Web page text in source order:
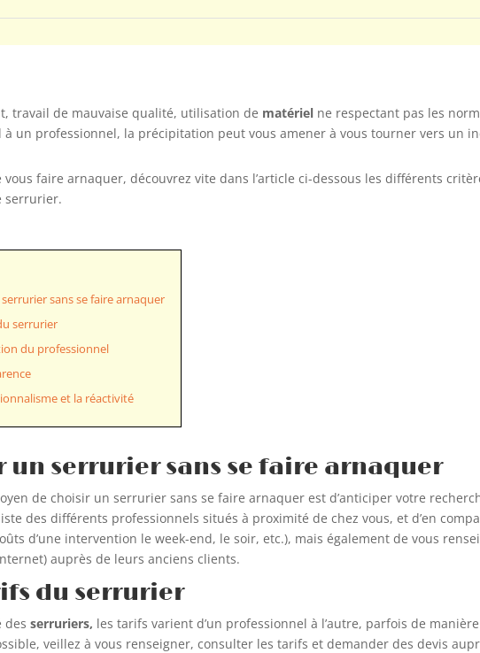
travail de mauvaise qualité, utilisation de matérielne respectant pas les
à un professionnel, la précipitation peut vous amener à vous tourner vers un
vous faire arnaquer, découvrez vite dans l’article ci-dessous les différents
serrurier.
sans se faire arnaquer
serrurier
du professionnel
et la réactivité
un serrurier sans se faire arnaquer
de choisir un serrurier sans se faire arnaquer est d’anticiper votre
des différents professionnels situés à proximité de chez vous, et d’en
d’une intervention le week-end, le soir, etc.), mais également de vous
auprès de leurs anciens clients.
du serrurier
des serruriers, les tarifs varient d’un professionnel à l’autre, parfois de
veillez à vous renseigner, consulter les tarifs et demander des devis